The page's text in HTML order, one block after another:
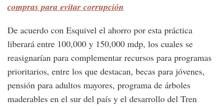
compras para evitar corrupción
De acuerdo con Esquivel el ahorro por esta práctica
liberará entre 100,000 y 150,000 mdp, los cuales se
reasignarían para complementar recursos para programas
prioritarios, entre los que destacan, becas para jóvenes,
pensión para adultos mayores, programa de árboles
maderables en el sur del país y el desarrollo del Tren